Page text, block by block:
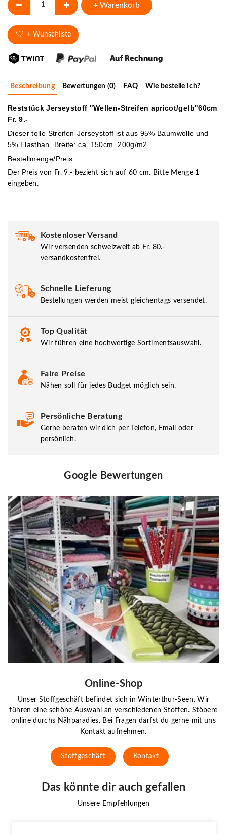
+ Warenkorb
+ Wunschliste
Beschreibung Bewertungen (0) FAQ Wie bestelle ich?
Reststück Jerseystoff "Wellen-Streifen apricot/gelb"60cm
Fr. 9.-
Dieser tolle Streifen-Jerseystoff ist aus 95% Baumwolle und
5% Elasthan. Breite: ca. 150cm. 200g/m2
Bestellmenge/Preis:
Der Preis von Fr. 9.- bezieht sich auf 60 cm. Bitte Menge 1
eingeben.
Kostenloser Versand
Wir versenden schweizweit ab Fr. 80.-
versandkostenfrei.
Schnelle Lieferung
Bestellungen werden meist gleichentags versendet.
Top Qualität
Wir führen eine hochwertige Sortimentsauswahl.
Faire Preise
Nähen soll für jedes Budget möglich sein.
Persönliche Beratung
Gerne beraten wir dich per Telefon, Email oder
persönlich.
Google Bewertungen
Online-Shop
Unser Stoffgeschäft befindet sich in Winterthur-Seen. Wir
führen eine schöne Auswahl an verschiedenen Stoffen. Stöbere
online durchs Nähparadies. Bei Fragen darfst du gerne mit uns
Kontakt aufnehmen.
Stoffgeschäft Kontakt
Das könnte dir auch gefallen
Unsere Empfehlungen